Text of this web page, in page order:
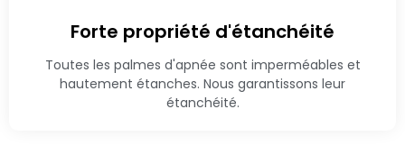
Forte propriété d'étanchéité
Toutes les palmes d'apnée sont imperméables et
hautement étanches. Nous garantissons leur
étanchéité.